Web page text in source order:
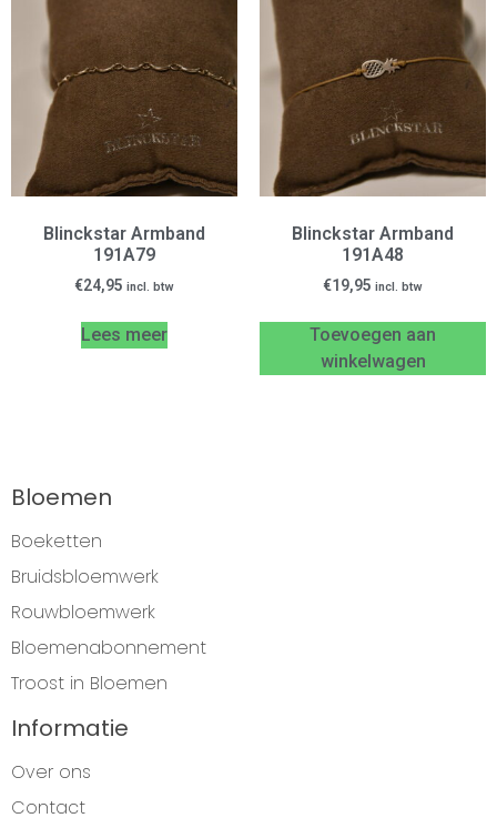
Blinckstar Armband
191A79
€24,95 incl. btw
Lees meer
Blinckstar Armband
191A48
€19,95 incl. btw
Toevoegen aan
winkelwagen
Bloemen
Boeketten
Bruidsbloemwerk
Rouwbloemwerk
Bloemenabonnement
Troost in Bloemen
Informatie
Over ons
Contact